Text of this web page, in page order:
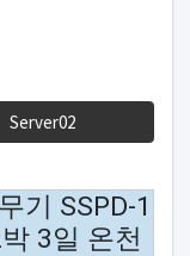
Server02
기 SSPD-1
3일 온천